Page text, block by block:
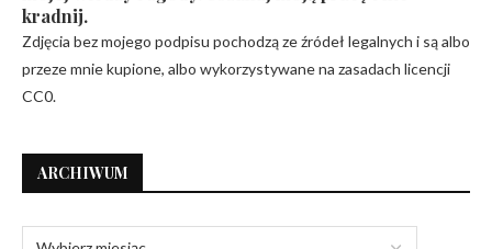
kradnij.
Zdjęcia bez mojego podpisu pochodzą ze źródeł legalnych i są albo
przeze mnie kupione, albo wykorzystywane na zasadach licencji
CC0.
ARCHIWUM